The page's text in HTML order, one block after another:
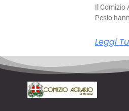
Il Comizio
Pesio
Leggi